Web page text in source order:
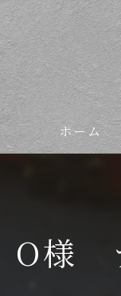
ホーム
様